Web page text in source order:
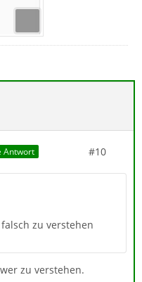
Antwort #10
zu verstehen
zu verstehen.